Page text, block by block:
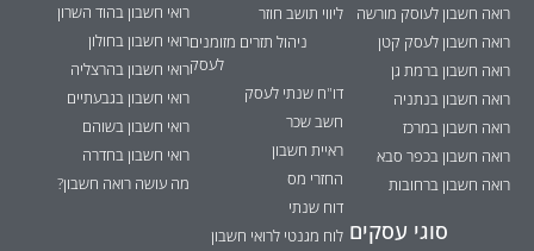
רואה חשבון לעוסק מורשה
רואה חשבון לעסק קטן
רואה חשבון ברמת גן
רואה חשבון בנתניה
רואה חשבון במרכז
רואה חשבון בכפר סבא
רואה חשבון ברחובות
סוגי עסקים
ליווי תושב חוזר
ניהול תזרים מזומנים
לעסק
דו"ח שנתי לעסק
חשב שכר
ראיית חשבון
החזרי מס
דוח שנתי
לוח מגנטי לרואי חשבון
רואי חשבון בהוד השרון
רואי חשבון בחולון
רואי חשבון בהרצליה
רואי חשבון בגבעתיים
רואי חשבון בשוהם
רואי חשבון בחדרה
מה עושה רואה חשבון?